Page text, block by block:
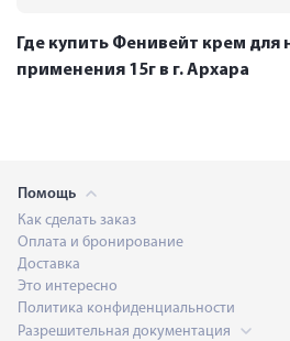
Где купить Фенивейт крем для
применения 15г в г. Архара
Помощь
Как сделать заказ
Оплата и бронирование
Доставка
Это интересно
Политика конфиденциальности
Разрешительная документация